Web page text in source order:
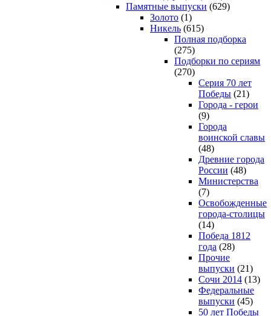
Памятные выпуски (629)
Золото (1)
Никель (615)
Полная подборка
(275)
Подборки по сериям
(270)
Серия 70 лет
Победы (21)
Города - герои
(9)
Города
воинской славы
(48)
Древние города
России (48)
Министерства
(7)
Освобожденные
города-столицы
(14)
Победа 1812
года (28)
Прочие
выпуски (21)
Сочи 2014 (13)
Федеральные
выпуски (45)
50 лет Победы